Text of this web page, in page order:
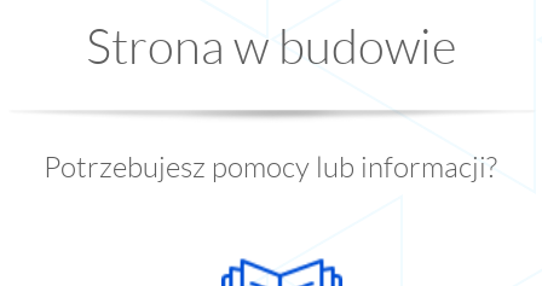
Strona w budowie
Potrzebujesz pomocy lub informacji?